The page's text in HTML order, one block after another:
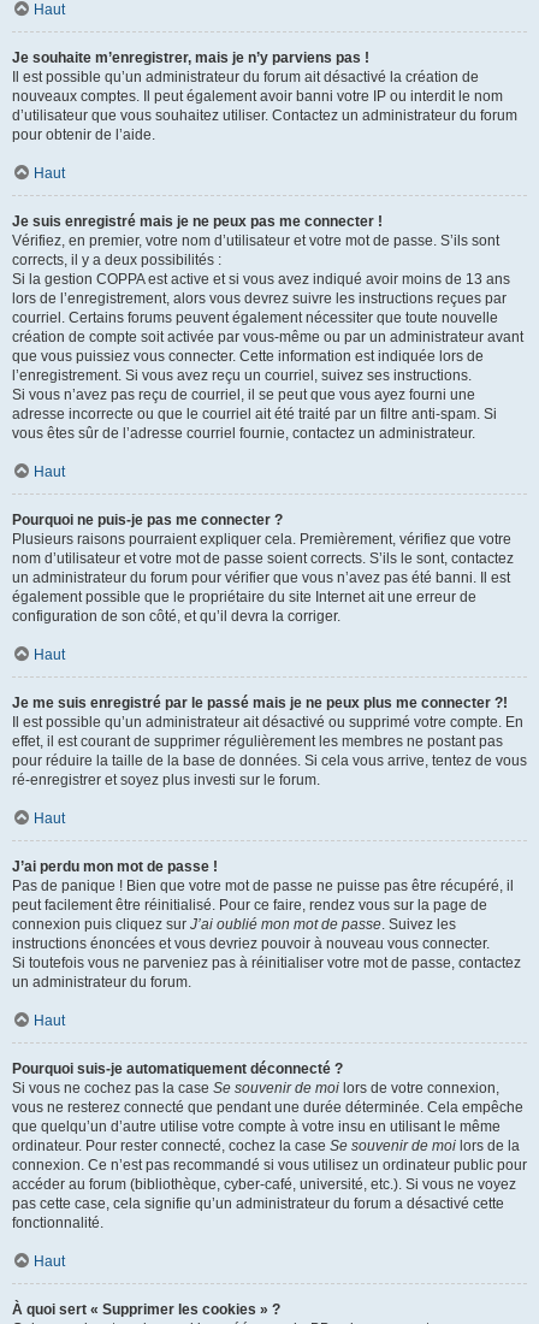
Haut
Je souhaite m’enregistrer, mais je n’y parviens pas !
Il est possible qu’un administrateur du forum ait désactivé la création de
nouveaux comptes. Il peut également avoir banni votre IP ou interdit le nom
d’utilisateur que vous souhaitez utiliser. Contactez un administrateur du forum
pour obtenir de l’aide.
Haut
Je suis enregistré mais je ne peux pas me connecter !
Vérifiez, en premier, votre nom d’utilisateur et votre mot de passe. S’ils sont
corrects, il y a deux possibilités :
Si la gestion COPPA est active et si vous avez indiqué avoir moins de 13 ans
lors de l’enregistrement, alors vous devrez suivre les instructions reçues par
courriel. Certains forums peuvent également nécessiter que toute nouvelle
création de compte soit activée par vous-même ou par un administrateur avant
que vous puissiez vous connecter. Cette information est indiquée lors de
l’enregistrement. Si vous avez reçu un courriel, suivez ses instructions.
Si vous n’avez pas reçu de courriel, il se peut que vous ayez fourni une
adresse incorrecte ou que le courriel ait été traité par un filtre anti-spam. Si
vous êtes sûr de l’adresse courriel fournie, contactez un administrateur.
Haut
Pourquoi ne puis-je pas me connecter ?
Plusieurs raisons pourraient expliquer cela. Premièrement, vérifiez que votre
nom d’utilisateur et votre mot de passe soient corrects. S’ils le sont, contactez
un administrateur du forum pour vérifier que vous n’avez pas été banni. Il est
également possible que le propriétaire du site Internet ait une erreur de
configuration de son côté, et qu’il devra la corriger.
Haut
Je me suis enregistré par le passé mais je ne peux plus me connecter ?!
Il est possible qu’un administrateur ait désactivé ou supprimé votre compte. En
effet, il est courant de supprimer régulièrement les membres ne postant pas
pour réduire la taille de la base de données. Si cela vous arrive, tentez de vous
ré-enregistrer et soyez plus investi sur le forum.
Haut
J’ai perdu mon mot de passe !
Pas de panique ! Bien que votre mot de passe ne puisse pas être récupéré, il
peut facilement être réinitialisé. Pour ce faire, rendez vous sur la page de
connexion puis cliquez sur J’ai oublié mon mot de passe. Suivez les
instructions énoncées et vous devriez pouvoir à nouveau vous connecter.
Si toutefois vous ne parveniez pas à réinitialiser votre mot de passe, contactez
un administrateur du forum.
Haut
Pourquoi suis-je automatiquement déconnecté ?
Si vous ne cochez pas la case Se souvenir de moi lors de votre connexion,
vous ne resterez connecté que pendant une durée déterminée. Cela empêche
que quelqu’un d’autre utilise votre compte à votre insu en utilisant le même
ordinateur. Pour rester connecté, cochez la case Se souvenir de moi lors de la
connexion. Ce n’est pas recommandé si vous utilisez un ordinateur public pour
accéder au forum (bibliothèque, cyber-café, université, etc.). Si vous ne voyez
pas cette case, cela signifie qu’un administrateur du forum a désactivé cette
fonctionnalité.
Haut
À quoi sert « Supprimer les cookies » ?